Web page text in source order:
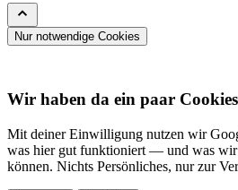
Nur notwendige Cookies
Wir haben da ein paar Cookies
Mit deiner Einwilligung nutzen wir
was hier gut funktioniert — und was wir
können. Nichts Persönliches, nur zur